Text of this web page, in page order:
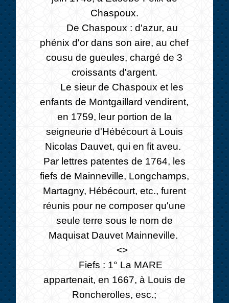
Chaspoux.
De Chaspoux : d'azur, au
phénix d'or dans son aire, au chef
cousu de gueules, chargé de 3
croissants d'argent.
Le sieur de Chaspoux et les
enfants de Montgaillard vendirent,
en 1759, leur portion de la
seigneurie d'Hébécourt à Louis
Nicolas Dauvet, qui en fit aveu.
Par lettres patentes de 1764, les
fiefs de Mainneville, Longchamps,
Martagny, Hébécourt, etc., furent
réunis pour ne composer qu'une
seule terre sous le nom de
Maquisat Dauvet Mainneville.
<>
Fiefs : 1° La MARE
appartenait, en 1667, à Louis de
Roncherolles, esc.;